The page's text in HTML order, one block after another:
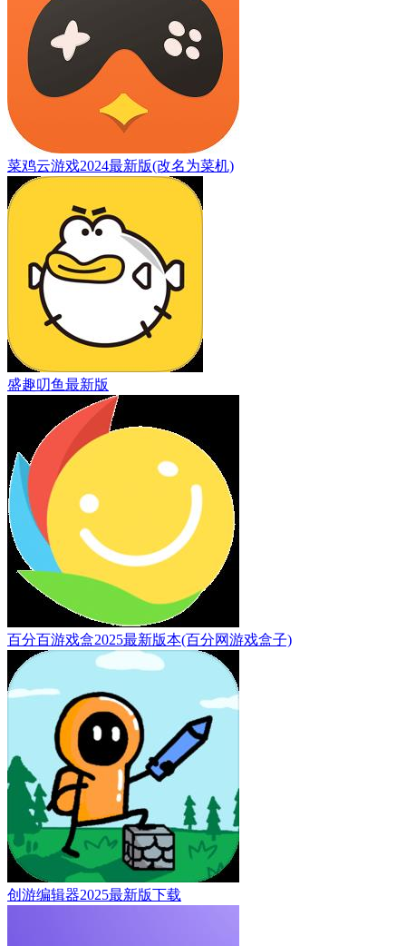
菜鸡云游戏2024最新版(改名为菜机)
盛趣叨鱼最新版
百分百游戏盒2025最新版本(百分网游戏盒子)
创游编辑器2025最新版下载